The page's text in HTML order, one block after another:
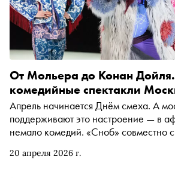
20 апреля 2026 г.
От Мольера до Конан
комедийные спектакли
Апрель начинается Днём смеха. А
поддерживают это настроение — в
немало комедий. «Сноб» совместно
чтобы посмеяться от души